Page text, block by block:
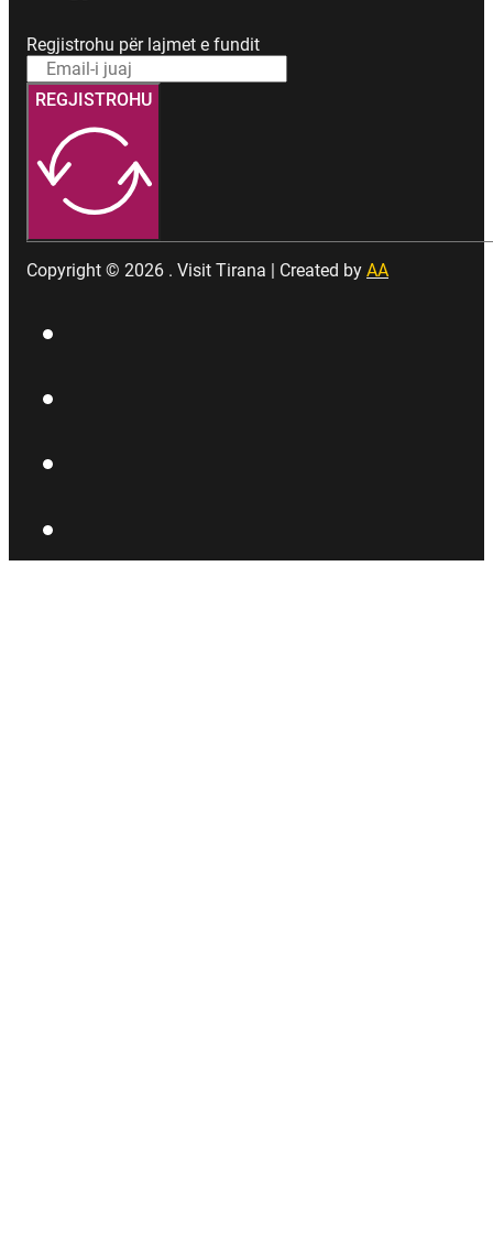
Regjistrohu për lajmet e fundit
REGJISTROHU
Copyright © 2026 . Visit Tirana | Created by AA